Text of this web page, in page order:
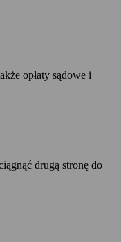
opłaty sądowe i
drugą stronę do